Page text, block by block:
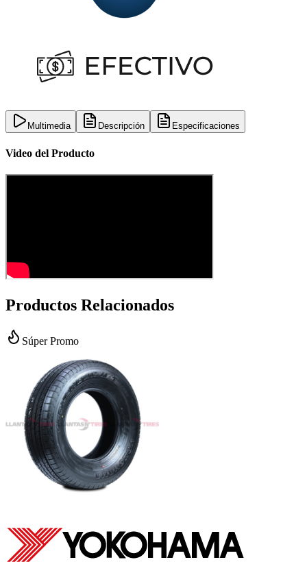
Multimedia Descripción Especificaciones
Video del Producto
Productos Relacionados
Súper Promo